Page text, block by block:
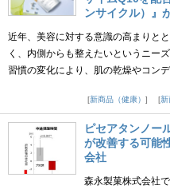
ンサイクル）』
近年、美容に対する意識の高まりと
く、内側からも整えたいというニー
習慣の変化により、肌の乾燥やコン
新商品（健康）
新
ピセアタンノー
が改善する可能
会社
森永製菓株式会社